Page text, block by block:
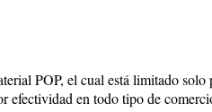
POP, el cual está limitado
efectividad en todo tipo de